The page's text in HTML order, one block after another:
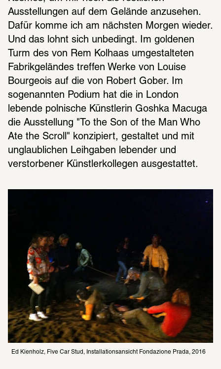
Ausstellungen auf dem Gelände anzusehen.
Dafür komme ich am nächsten Morgen wieder.
Und das lohnt sich unbedingt. Im goldenen
Turm des von Rem Kolhaas umgestalteten
Fabrikgeländes treffen Werke von Louise
Bourgeois auf die von Robert Gober. Im
sogenannten Podium hat die in London
lebende polnische Künstlerin Goshka Macuga
die Ausstellung "To the Son of the Man Who
Ate the Scroll" konzipiert, gestaltet und mit
unglaublichen Leihgaben lebender und
verstorbener Künstlerkollegen ausgestattet.
Ed Kienholz, Five Car Stud, Installationsansicht Fondazione Prada, 2016